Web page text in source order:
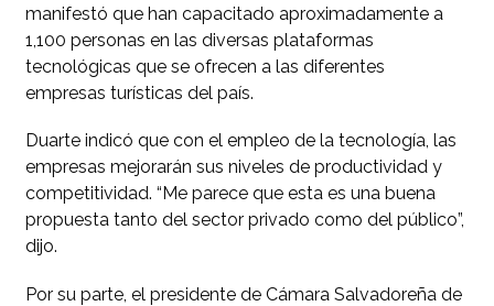
manifestó que han capacitado aproximadamente a
1,100 personas en las diversas plataformas
tecnológicas que se ofrecen a las diferentes
empresas turísticas del país.
Duarte indicó que con el empleo de la tecnología, las
empresas mejorarán sus niveles de productividad y
competitividad. “Me parece que esta es una buena
propuesta tanto del sector privado como del público”,
dijo.
Por su parte, el presidente de Cámara Salvadoreña de